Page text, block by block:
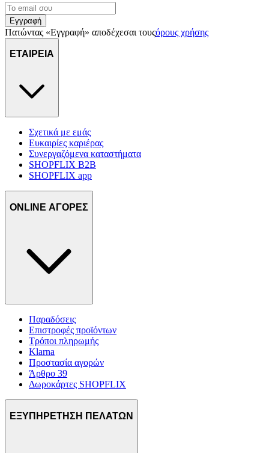
Εγγραφή
Πατώντας «Εγγραφή» αποδέχεσαι τουςόρους χρήσης
ΕΤΑΙΡΕΙΑ
Σχετικά με εμάς
Ευκαιρίες καριέρας
Συνεργαζόμενα καταστήματα
SHOPFLIX B2B
SHOPFLIX app
ONLINE ΑΓΟΡΕΣ
Παραδόσεις
Επιστροφές προϊόντων
Τρόποι πληρωμής
Klarna
Προστασία αγορών
Άρθρο 39
Δωροκάρτες SHOPFLIX
ΕΞΥΠΗΡΕΤΗΣΗ ΠΕΛΑΤΩΝ